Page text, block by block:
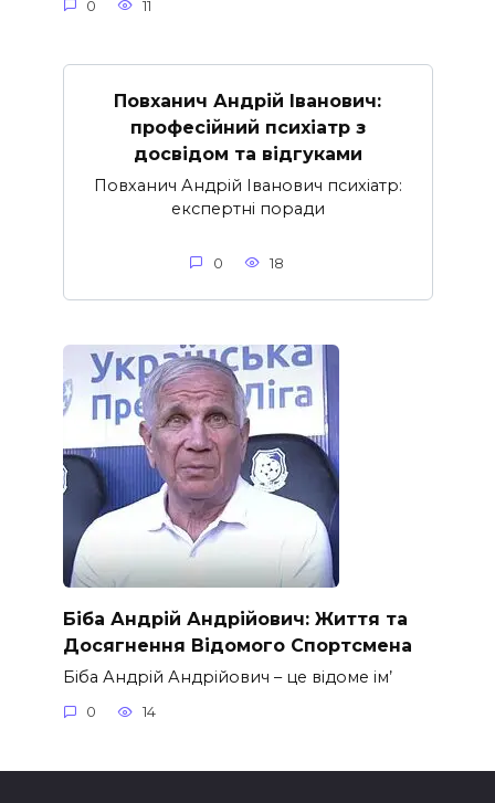
0 11
Повханич Андрій Іванович:
професійний психіатр з
досвідом та відгуками
Повханич Андрій Іванович психіатр:
експертні поради
0 18
Біба Андрій Андрійович: Життя та
Досягнення Відомого Спортсмена
Біба Андрій Андрійович – це відоме ім’
0 14